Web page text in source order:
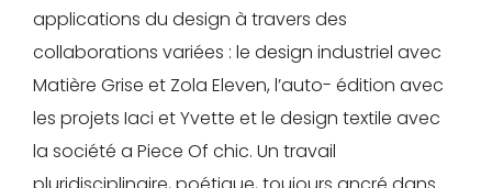
Adresse de
messagerie ou
Identifiant
applications du design à travers des
collaborations variées : le design industriel avec
Matière Grise et Zola Eleven, l’auto- édition avec
les projets Iaci et Yvette et le design textile avec
la société a Piece Of chic. Un travail